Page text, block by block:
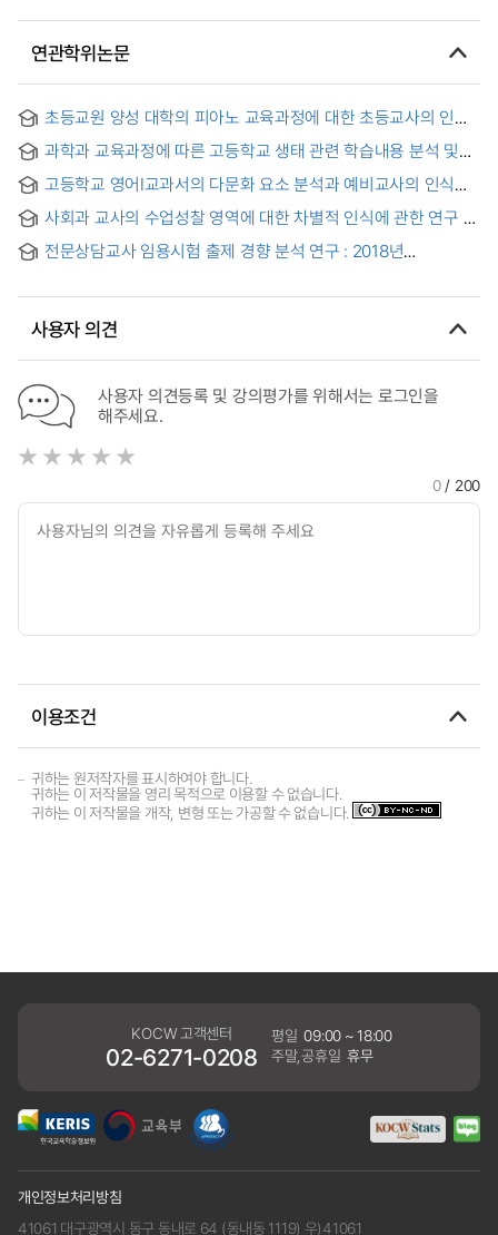
연관학위논문
초등교원 양성 대학의 피아노 교육과정에 대한 초등교사의 인식
School Teachers on Piano Curriculum of Universities of
Education
과학과 교육과정에 따른 고등학교 생태 관련 학습내용 분석 및
고등학교 영어Ⅰ교과서의 다문화 요소 분석과 예비교사의 인식
사회과 교사의 수업성찰 영역에 대한 차별적 인식에 관한 연구
전문상담교사 임용시험 출제 경향 분석 연구 : 2018년
사용자 의견
사용자 의견등록 및 강의평가를 위해서는 로그인을
해주세요.
0/ 200
이용조건
귀하는 원저작자를 표시하여야 합니다.
귀하는 이 저작물을 영리 목적으로 이용할 수 없습니다.
귀하는 이 저작물을 개작, 변형 또는 가공할 수 없습니다.
KOCW 고객센터
02-6271-0208
평일 09:00 ~ 18:00
주말,공휴일 휴무
개인정보처리방침
41061 대구광역시 동구 동내로 64 (동내동 1119) 우)41061